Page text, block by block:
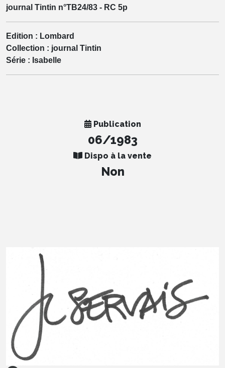
journal Tintin n°TB24/83 - RC 5p
Edition : Lombard
Collection : journal Tintin
Série : Isabelle
Publication
06/1983
Dispo à la vente
Non